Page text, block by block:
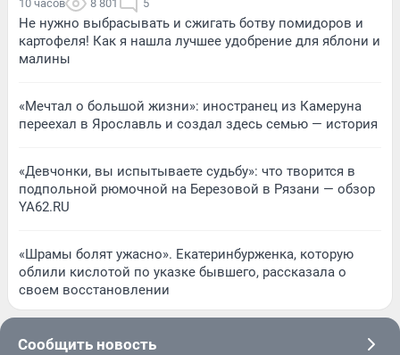
10 часов 8 801 5
Не нужно выбрасывать и сжигать ботву помидоров и
картофеля! Как я нашла лучшее удобрение для яблони и
малины
«Мечтал о большой жизни»: иностранец из Камеруна
переехал в Ярославль и создал здесь семью — история
«Девчонки, вы испытываете судьбу»: что творится в
подпольной рюмочной на Березовой в Рязани — обзор
YA62.RU
«Шрамы болят ужасно». Екатеринбурженка, которую
облили кислотой по указке бывшего, рассказала о
своем восстановлении
Сообщить новость